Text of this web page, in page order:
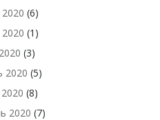
(6)
(1)
(3)
2020 (5)
(8)
2020 (7)